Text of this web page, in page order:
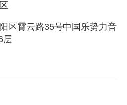
区霄云路35号中国乐势力音
层